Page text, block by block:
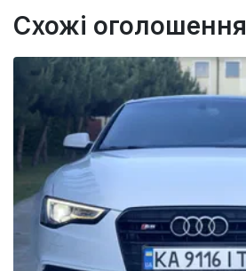
Схожі оголошення